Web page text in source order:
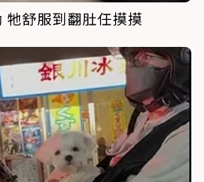
牠舒服到翻肚任摸摸